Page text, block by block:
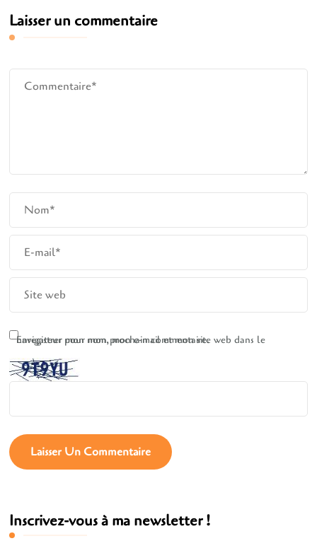
Laisser un commentaire
Enregistrer mon nom, mon e-mail et mon site web dans le navigateur pour mon prochain commentaire.
Inscrivez-vous à ma newsletter !